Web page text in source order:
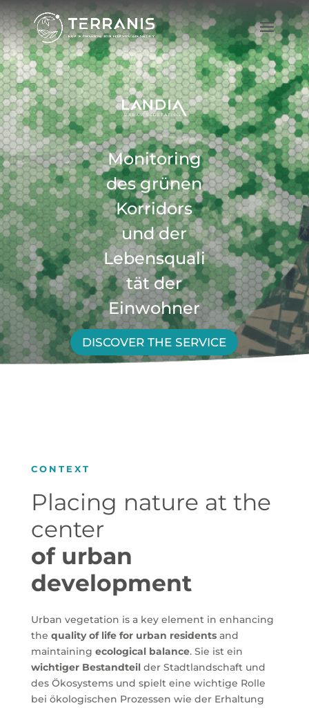
Monitoring
des grünen
Korridors
und der
Lebensquali
tät der
Einwohner
DISCOVER THE SERVICE
CONTEXT
Placing nature at the
center
of urban
development
Urban vegetation is a key element in enhancing
the quality of life for urban residentsand
maintaining ecological balance. Sie ist ein
wichtiger Bestandteil der Stadtlandschaft und
des Ökosystems und spielt eine wichtige Rolle
bei ökologischen Prozessen wie der Erhaltung